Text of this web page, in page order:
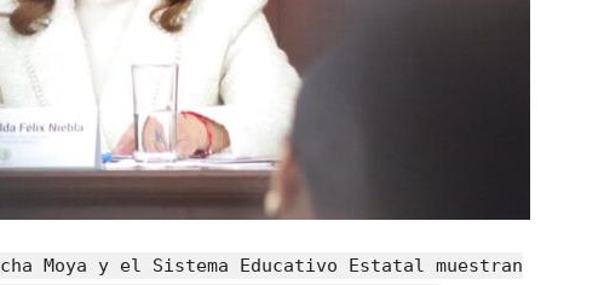
Moya y el Sistema Educativo Estatal muestran